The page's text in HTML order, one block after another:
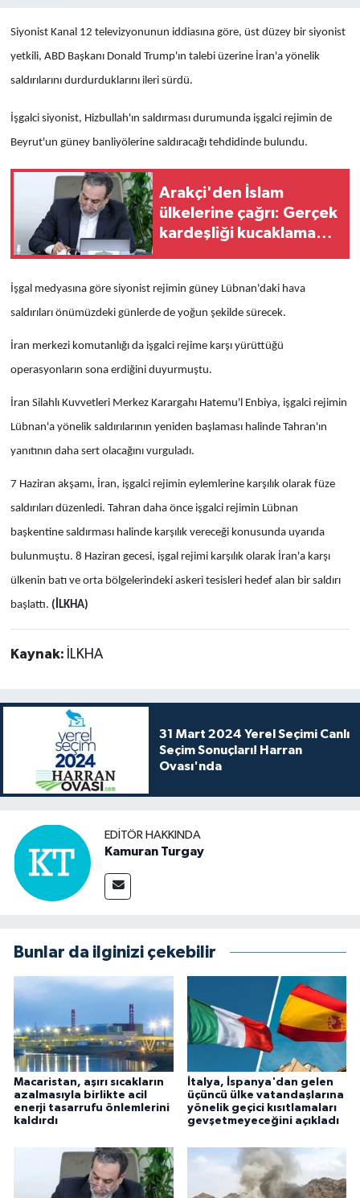
Siyonist Kanal 12 televizyonunun iddiasına göre, üst düzey bir siyonist
yetkili, ABD Başkanı Donald Trump'ın talebi üzerine İran'a yönelik
saldırılarını durdurduklarını ileri sürdü.
İşgalci siyonist, Hizbullah'ın saldırması durumunda işgalci rejimin de
Beyrut'un güney banliyölerine saldıracağı tehdidinde bulundu.
Arakçi'den İslam
ülkelerine çağrı: Gerçek
kardeşliği kucaklama
İşgal medyasına göre siyonist rejimin güney Lübnan'daki hava
saldırıları önümüzdeki günlerde de yoğun şekilde sürecek.
İran merkezi komutanlığı da işgalci rejime karşı yürüttüğü
operasyonların sona erdiğini duyurmuştu.
İran Silahlı Kuvvetleri Merkez Karargahı Hatemu'l Enbiya, işgalci rejimin
Lübnan'a yönelik saldırılarının yeniden başlaması halinde Tahran'ın
yanıtının daha sert olacağını vurguladı.
7 Haziran akşamı, İran, işgalci rejimin eylemlerine karşılık olarak füze
saldırıları düzenledi. Tahran daha önce işgalci rejimin Lübnan
başkentine saldırması halinde karşılık vereceği konusunda uyarıda
bulunmuştu. 8 Haziran gecesi, işgal rejimi karşılık olarak İran'a karşı
ülkenin batı ve orta bölgelerindeki askeri tesisleri hedef alan bir saldırı
başlattı. (İLKHA)
Kaynak: İLKHA
31 Mart 2024 Yerel Seçimi Canlı
Seçim Sonuçları! Harran
Ovası'nda
EDITÖR HAKKINDA
Kamuran Turgay
Bunlar da ilginizi çekebilir
Macaristan, aşırı sıcakların
azalmasıyla birlikte acil
enerji tasarrufu önlemlerini
kaldırdı
İtalya, İspanya'dan gelen
üçüncü ülke vatandaşlarına
yönelik geçici kısıtlamaları
gevşetmeyeceğini açıkladı